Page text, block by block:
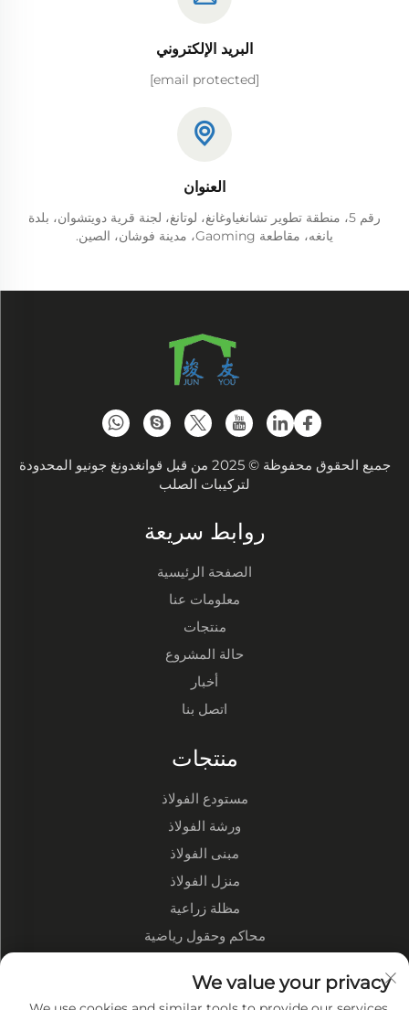
البريد الإلكتروني
[email protected]
العنوان
رقم 5، منطقة تطوير تشانغياوغانغ، لوتانغ، لجنة قرية دويتشوان، بلدة
يانغه، مقاطعة Gaoming، مدينة فوشان، الصين.
جميع الحقوق محفوظة © 2025 من قبل قوانغدونغ جونيو المحدودة
لتركيبات الصلب
روابط سريعة
الصفحة الرئيسية
معلومات عنا
منتجات
حالة المشروع
أخبار
اتصل بنا
منتجات
مستودع الفولاذ
ورشة الفولاذ
مبنى الفولاذ
منزل الفولاذ
مظلة زراعية
محاكم وحقول رياضية
نبذة عن الشركة
We value your privacy